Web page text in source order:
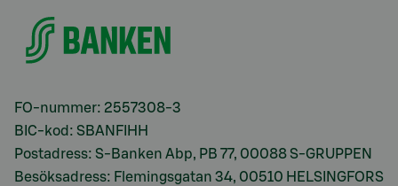
FO-nummer: 2557308-3
BIC-kod: SBANFIHH
Postadress: S-Banken Abp, PB 77, 00088 S-GRUPPEN
Besöksadress: Flemingsgatan 34, 00510 HELSINGFORS